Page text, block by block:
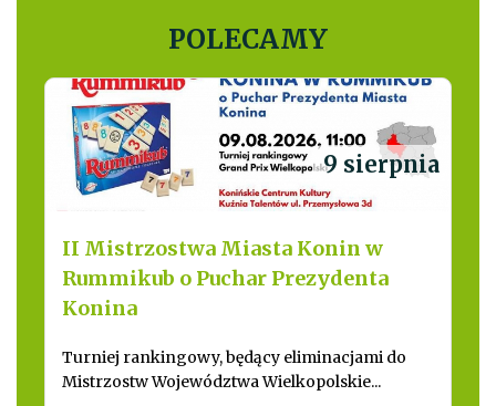
POLECAMY
9 sierpnia
II Mistrzostwa Miasta Konin w
Rummikub o Puchar Prezydenta
Konina
Turniej rankingowy, będący eliminacjami do
Mistrzostw Województwa Wielkopolskie...